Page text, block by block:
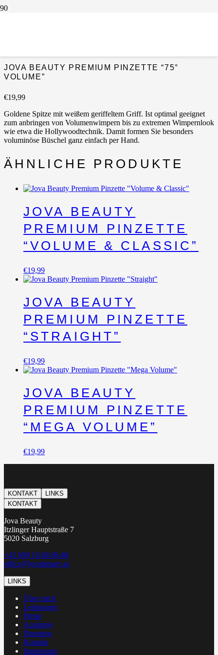
JOVA BEAUTY PREMIUM PINZETTE “75°
VOLUME”
€19,99
Goldene Spitze mit weißem geriffeltem Griff. Ist optimal geeignet
zum anbringen von Volumenwimpern bis zu extremen Wimpernlook
wie etwa die Hollywoodtechnik. Damit formen Sie besonders
voluminöse Büschel ganz einfach per Hand.
ÄHNLICHE PRODUKTE
JOVA BEAUTY
PREMIUM PINZETTE
“VOLUME & CLASSIC”
€19,99
JOVA BEAUTY
PREMIUM PINZETTE
“STRAIGHT”
€19,99
JOVA BEAUTY
PREMIUM PINZETTE
“MEGA VOLUME”
€19,99
KONTAKT
LINKS
KONTAKT
Jova Beauty
Itzlinger Hauptstraße 7
5020 Salzburg
+43 699 10 68 68 48
office@jovabeauty.at
LINKS
Über mich
Leistungen
Preise
Academy
Pinzetten
Kontakt
Impressum